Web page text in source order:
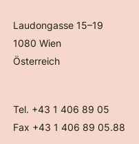
Laudongasse 15–19
1080 Wien
Österreich
Tel. +43 1 406 89 05
Fax +43 1 406 89 05.88